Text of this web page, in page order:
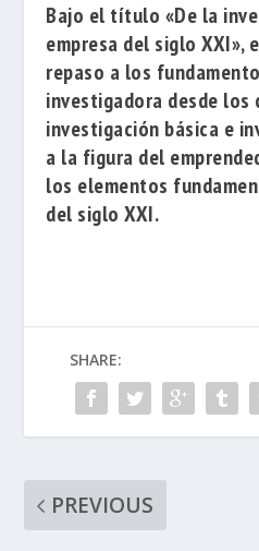
Bajo el título «De la
empresa del siglo XXI»,
repaso a los
investigadora desde los
investigación básica e
a la figura del
los elementos
del siglo XXI.
SHARE:
PREVIOUS